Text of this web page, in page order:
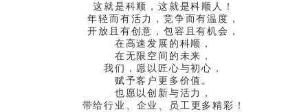
这就是科顺，这就是科顺人！
年轻而有活力，竞争而有温度，
开放且有创意，包容且有机会，
在高速发展的科顺，
在无限空间的未来，
我们，愿以匠心与初心，
赋予客户更多价值。
也愿以创新与活力，
带给行业、企业、员工更多精彩！